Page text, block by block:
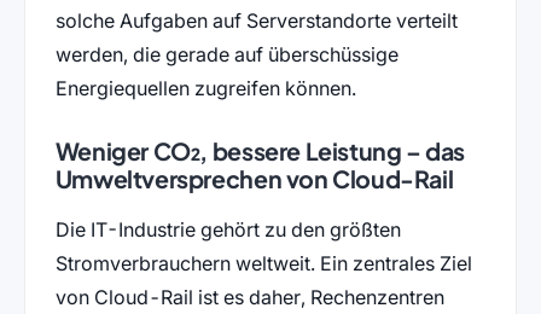
solche Aufgaben auf Serverstandorte verteilt
werden, die gerade auf überschüssige
Energiequellen zugreifen können.
Weniger CO₂, bessere Leistung – das
Umweltversprechen von Cloud-Rail
Die IT-Industrie gehört zu den größten
Stromverbrauchern weltweit. Ein zentrales Ziel
von Cloud-Rail ist es daher, Rechenzentren